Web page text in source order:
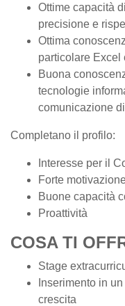
Ottime capacità
precisione e
Ottima
particolare Excel
Buona
tecnologie
comunicazione
Completano il profilo:
Interesse per il
Forte
Buone capacità
Proattività
COSA TI
Stage
Inserimento in
crescita